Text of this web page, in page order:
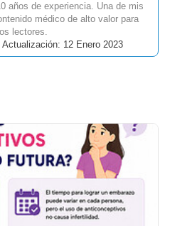
años de experiencia. Una de mis
médico de alto valor para
lectores.
12 Enero 2023